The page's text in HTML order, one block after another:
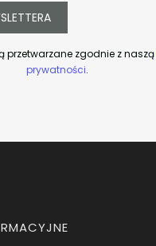
przetwarzane zgodnie z naszą
prywatności.